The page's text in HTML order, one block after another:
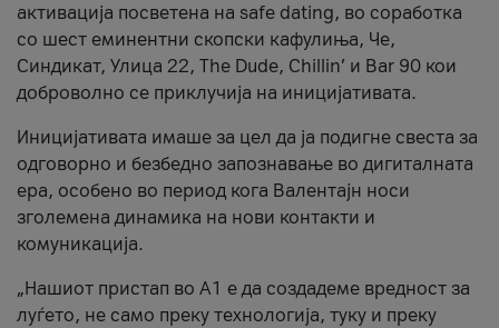
активација посветена на safe dating, во соработка
со шест еминентни скопски кафулиња, Че,
Синдикат, Улица 22, The Dude, Chillin’ и Bar 90 кои
доброволно се приклучија на иницијативата.
Иницијативата имаше за цел да ја подигне свеста за
одговорно и безбедно запознавање во дигиталната
ера, особено во период кога Валентајн носи
зголемена динамика на нови контакти и
комуникација.
„Нашиот пристап во А1 е да создадеме вредност за
луѓето, не само преку технологија, туку и преку